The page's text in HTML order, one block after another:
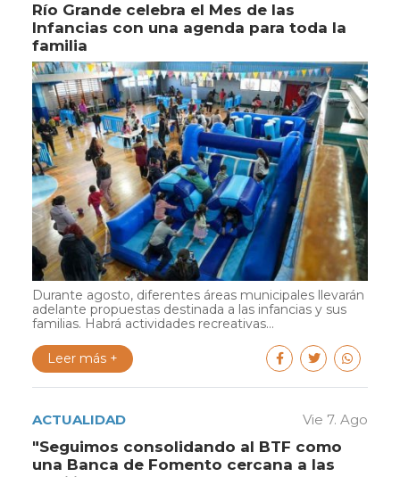
Río Grande celebra el Mes de las
Infancias con una agenda para toda la
familia
Durante agosto, diferentes áreas municipales llevarán
adelante propuestas destinada a las infancias y sus
familias. Habrá actividades recreativas...
Leer más +
ACTUALIDAD Vie 7. Ago
"Seguimos consolidando al BTF como
una Banca de Fomento cercana a las